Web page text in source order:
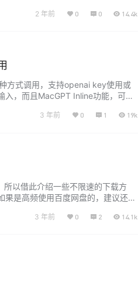
2 年前 0 0 14.4k
方式调用，支持openai key使用或
，而且MacGPT Inline功能，可以
-G…...
3 年前 0 1 19k
以借此介绍一些不限速的下载方
是高频使用百度网盘的，建议还是
股东，爱奇艺与百度之间形成了重
3 年前 0 2 14.1k